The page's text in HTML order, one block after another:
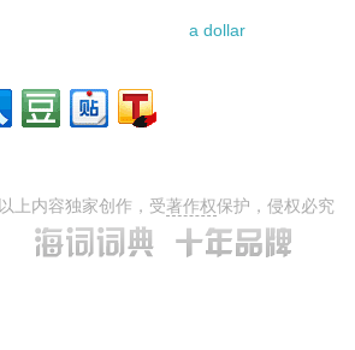
a dollar
以上内容独家创作，受著作权保护，侵权必究